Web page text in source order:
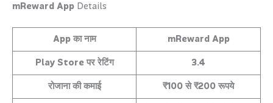
mReward App Details
App का नाम mReward App
Play Store पर रेटिंग 3.4
रोजाना की कमाई ₹100 से ₹200 रूपये